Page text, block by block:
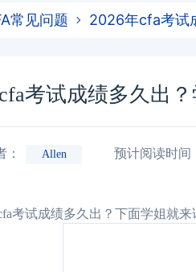
常见问题 2026年cfa考试
考试成绩多久出
： Allen 预计阅读时间
试成绩多久出？下面学姐就来